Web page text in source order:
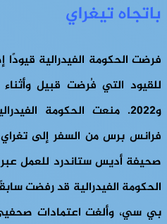
باتجاه تيغراي
فرضت الحكومة الفيدرالية
و2022. منعت الحكومة
الحكومة الفيدرالية قد رفضت